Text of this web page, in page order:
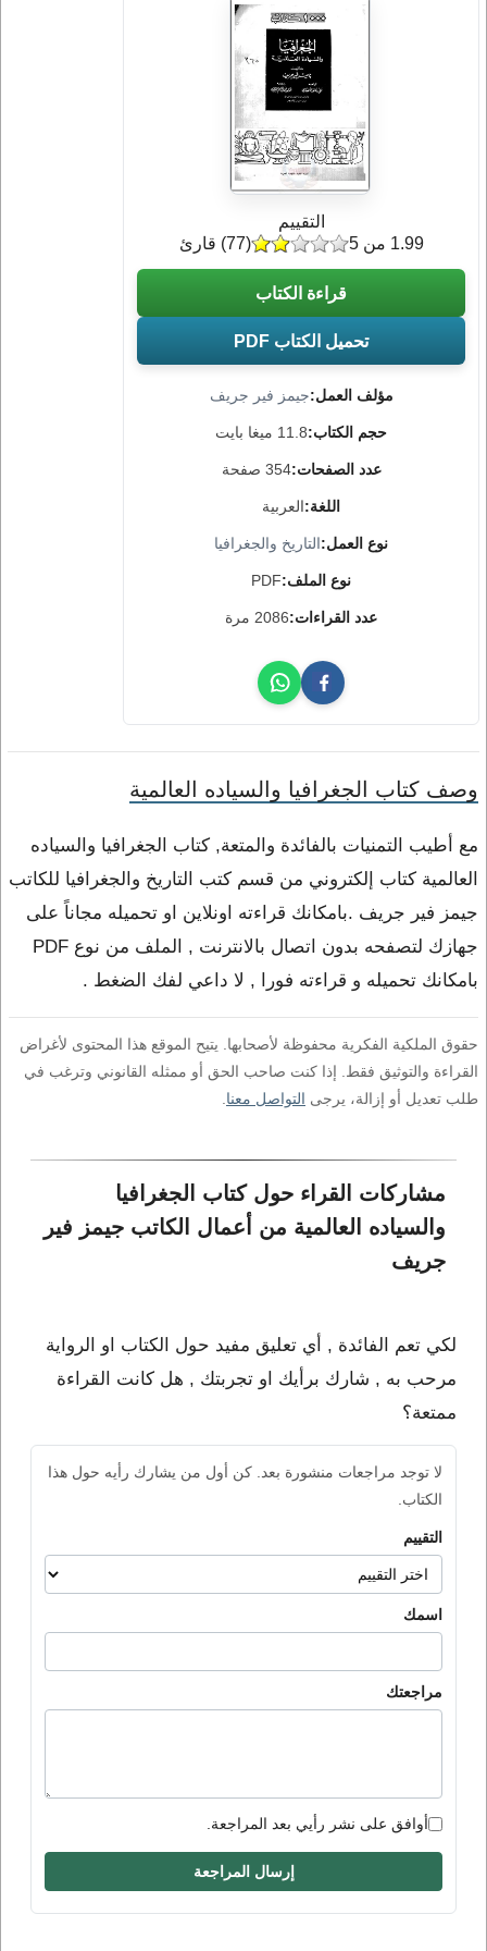
مؤلف العمل:جيمز فير جريف
حجم الكتاب:11.8 ميغا بايت
عدد الصفحات:354 صفحة
اللغة:العربية
نوع العمل:التاريخ والجغرافيا
نوع الملف:PDF
عدد القراءات:2086 مرة
التقييم
(
77) قارئ 1.99 من 5
قراءة الكتاب
تحميل الكتاب PDF
وصف كتاب الجغرافيا والسياده العالمية
مع أطيب التمنيات بالفائدة والمتعة, كتاب الجغرافيا والسياده
العالمية كتاب إلكتروني من قسم كتب التاريخ والجغرافيا للكاتب
جيمز فير جريف .بامكانك قراءته اونلاين او تحميله مجاناً على
جهازك لتصفحه بدون اتصال بالانترنت , الملف من نوع PDF
بامكانك تحميله و قراءته فورا , لا داعي لفك الضغط .
حقوق الملكية الفكرية محفوظة لأصحابها. يتيح الموقع هذا المحتوى لأغراض
القراءة والتوثيق فقط. إذا كنت صاحب الحق أو ممثله القانوني وترغب في
طلب تعديل أو إزالة، يرجى التواصل معنا
مشاركات القراء حول كتاب الجغرافيا
والسياده العالمية من أعمال الكاتب جيمز فير
جريف
لكي تعم الفائدة , أي تعليق مفيد حول الكتاب او الرواية
مرحب به , شارك برأيك او تجربتك , هل كانت القراءة
ممتعة؟
لا توجد مراجعات منشورة بعد. كن أول من يشارك رأيه حول هذا
الكتاب.
التقييم
اسمك
مراجعتك
أوافق على نشر رأيي بعد المراجعة.
إرسال المراجعة